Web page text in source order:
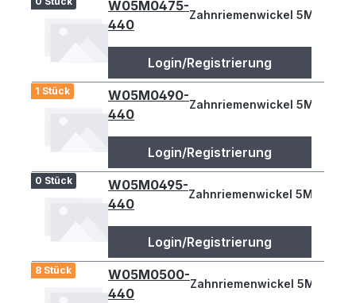
W05M0475-
440
Zahnriemenwickel 5M 475
Login/Registrierung
1 Stück
W05M0490-
440
Zahnriemenwickel 5M 490
Login/Registrierung
0 Stück
W05M0495-
440
Zahnriemenwickel 5M 495
Login/Registrierung
8 Stück
W05M0500-
440
Zahnriemenwickel 5M 500